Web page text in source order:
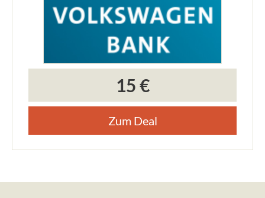
15 €
Zum Deal